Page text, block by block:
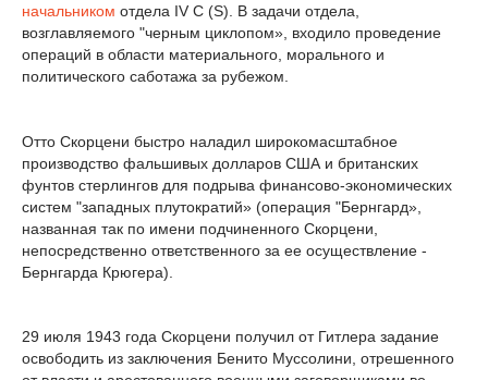
начальником отдела IV C (S). В задачи отдела,
возглавляемого "черным циклопом», входило проведение
операций в области материального, морального и
политического саботажа за рубежом.
Отто Скорцени быстро наладил широкомасштабное
производство фальшивых долларов США и британских
фунтов стерлингов для подрыва финансово-экономических
систем "западных плутократий» (операция "Бернгард»,
названная так по имени подчиненного Скорцени,
непосредственно ответственного за ее осуществление -
Бернгарда Крюгера).
29 июля 1943 года Скорцени получил от Гитлера задание
освободить из заключения Бенито Муссолини, отрешенного